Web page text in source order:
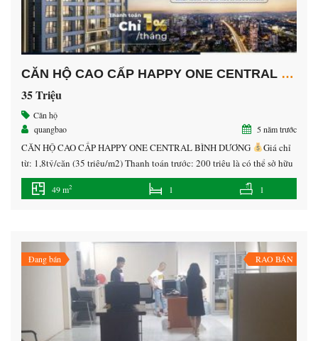
CĂN HỘ CAO CẤP HAPPY ONE CENTRAL BÌNH DƯƠNG
35 Triệu
Căn hộ
quangbao
5 năm trước
CĂN HỘ CAO CẤP HAPPY ONE CENTRAL BÌNH DƯƠNG
Giá chỉ
từ: 1,8tỷ/căn (35 triệu/m2) Thanh toán trước: 200 triệu là có thể sở hữu
ngay căn hộ cao cấp tại trung tâm TP. Thủ Dầu Một, Bình Dương.
Nhận Booking: 50 triệu/căn để ưu tiên chọn vị trí đẹp
Vị trí: Kế […]
49 m2 1 1
Đang bán RAO BÁN